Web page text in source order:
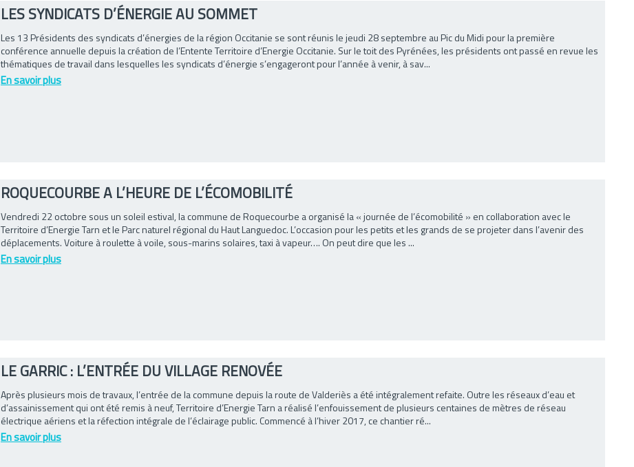
LES SYNDICATS D’ÉNERGIE AU SOMMET
Les 13 Présidents des syndicats d’énergies de la région Occitanie se sont réunis le jeudi 28 septembre au Pic du Midi pour la première
conférence annuelle depuis la création de l’Entente Territoire d’Energie Occitanie. Sur le toit des Pyrénées, les présidents ont passé en revue les
thématiques de travail dans lesquelles les syndicats d’énergie s’engageront pour l’année à venir, à sav...
En savoir plus
ROQUECOURBE A L’HEURE DE L’ÉCOMOBILITÉ
Vendredi 22 octobre sous un soleil estival, la commune de Roquecourbe a organisé la « journée de l’écomobilité » en collaboration avec le
Territoire d’Energie Tarn et le Parc naturel régional du Haut Languedoc. L’occasion pour les petits et les grands de se projeter dans l’avenir des
déplacements. Voiture à roulette à voile, sous-marins solaires, taxi à vapeur…. On peut dire que les ...
En savoir plus
LE GARRIC : L’ENTRÉE DU VILLAGE RENOVÉE
Après plusieurs mois de travaux, l’entrée de la commune depuis la route de Valderiès a été intégralement refaite. Outre les réseaux d’eau et
d’assainissement qui ont été remis à neuf, Territoire d’Energie Tarn a réalisé l’enfouissement de plusieurs centaines de mètres de réseau
électrique aériens et la réfection intégrale de l’éclairage public. Commencé à l’hiver 2017, ce chantier ré...
En savoir plus